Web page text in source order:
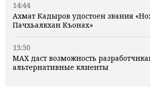
14:44
Ахмат Кадыров удостоен звания
Пачхьалкхан Къонах»
13:50
MAX даст возможность
альтернативные клиенты